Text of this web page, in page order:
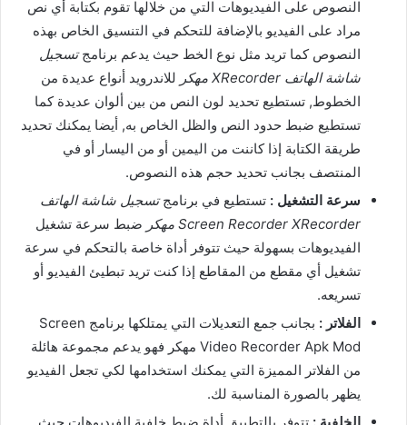
النصوص على الفيديوهات التي من خلالها تقوم بكتابة أي نص
مراد على الفيديو بالإضافة للتحكم في التنسيق الخاص بهذه
النصوص كما تريد مثل نوع الخط حيث يدعم برنامجتسجيل
شاشة الهاتف XRecorder مهكر
للاندرويد أنواع عديدة من
الخطوط, تستطيع تحديد لون النص من بين ألوان عديدة كما
تستطيع ضبط حدود النص والظل الخاص به, أيضا يمكنك تحديد
طريقة الكتابة إذا كاننت من اليمين أو من اليسار أو في
المنتصف بجانب تحديد حجم هذه النصوص.
سرعة التشغيل : تستطيع في برنامجتسجيل شاشة الهاتف
Screen Recorder XRecorder مهكر
ضبط سرعة تشغيل
الفيديوهات بسهولة حيث تتوفر أداة خاصة بالتحكم في سرعة
تشغيل أي مقطع من المقاطع إذا كنت تريد تبطيئ الفيديو أو
تسريعه.
الفلاتر :
بجانب جمع التعديلات التي يمتلكها برنامج Screen
Video Recorder Apk Mod مهكر فهو يدعم مجموعة هائلة
من الفلاتر المميزة التي يمكنك استخدامها لكي تجعل الفيديو
يظهر بالصورة المناسبة لك.